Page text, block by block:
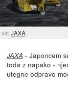
vir:JAXA
JAXA - Japoncem
toda z napako -
utegne odpravo